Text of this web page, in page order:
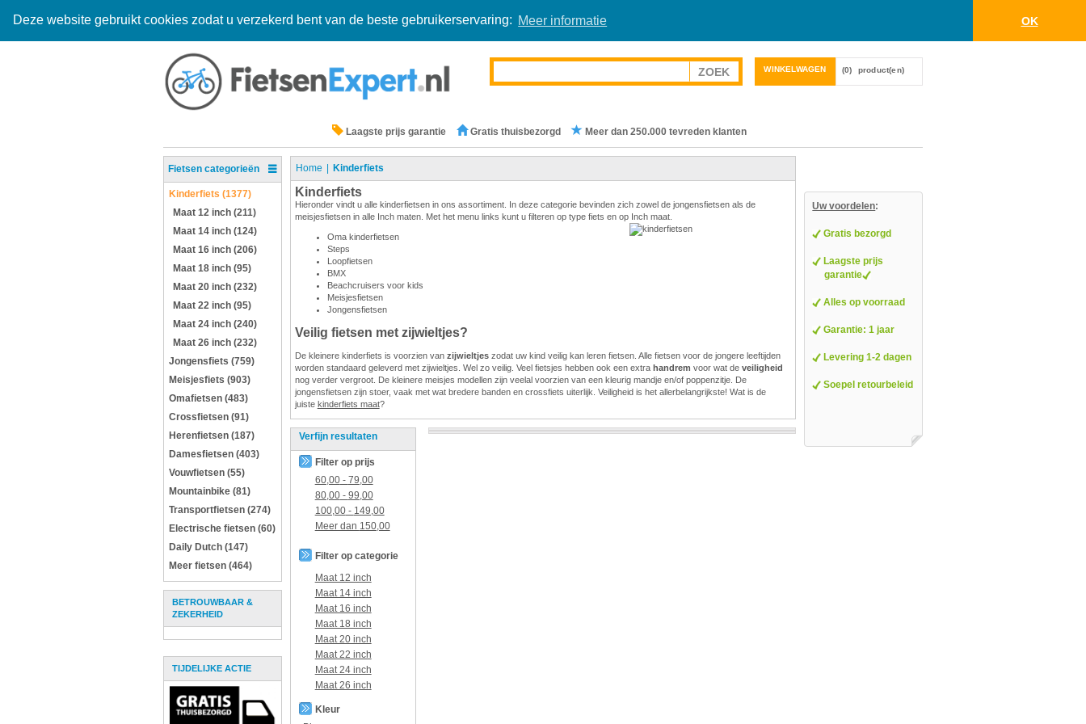
Deze website gebruikt cookies zodat u verzekerd bent van de beste gebruikerservaring: Meer informatie OK
WINKELWAGEN (0) product(en)
Laagste prijs garantie Gratis thuisbezorgd Meer dan 250.000 tevreden klanten
Fietsen categorieën
Kinderfiets (1377)
Maat 12 inch (211)
Maat 14 inch (124)
Maat 16 inch (206)
Maat 18 inch (95)
Maat 20 inch (232)
Maat 22 inch (95)
Maat 24 inch (240)
Maat 26 inch (232)
Jongensfiets (759)
Meisjesfiets (903)
Omafietsen (483)
Crossfietsen (91)
Herenfietsen (187)
Damesfietsen (403)
Vouwfietsen (55)
Mountainbike (81)
Transportfietsen (274)
Electrische fietsen (60)
Daily Dutch (147)
Meer fietsen (464)
BETROUWBAAR &
ZEKERHEID
TIJDELIJKE ACTIE
Home Kinderfiets
Kinderfiets
Hieronder vindt u alle kinderfietsen in ons assortiment. In deze categorie bevinden zich zowel de jongensfietsen als de
meisjesfietsen in alle Inch maten. Met het menu links kunt u filteren op type fiets en op Inch maat.
Oma kinderfietsen
Steps
Loopfietsen
BMX
Beachcruisers voor kids
Meisjesfietsen
Jongensfietsen
Veilig fietsen met zijwieltjes?
De kleinere kinderfiets is voorzien van zijwieltjes zodat uw kind veilig kan leren fietsen. Alle fietsen voor de jongere leeftijden
worden standaard geleverd met zijwieltjes. Wel zo veilig. Veel fietsjes hebben ook een extra handrem voor wat de veiligheid
nog verder vergroot. De kleinere meisjes modellen zijn veelal voorzien van een kleurig mandje en/of poppenzitje. De
jongensfietsen zijn stoer, vaak met wat bredere banden en crossfiets uiterlijk. Veiligheid is het allerbelangrijkste! Wat is de
juiste kinderfiets maat?
Verfijn resultaten
Filter op prijs
60,00- 79,00
80,00- 99,00
100,00- 149,00
Meer dan 150,00
Filter op categorie
Maat 12 inch
Maat 14 inch
Maat 16 inch
Maat 18 inch
Maat 20 inch
Maat 22 inch
Maat 24 inch
Maat 26 inch
Kleur
Uw voordelen:
Gratis bezorgd
Laagste prijs
garantie
Alles op voorraad
Garantie: 1 jaar
Levering 1-2 dagen
Soepel retourbeleid